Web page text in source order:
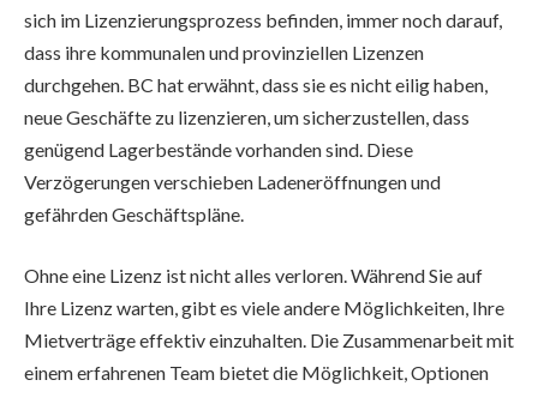
sich im Lizenzierungsprozess befinden, immer noch darauf,
dass ihre kommunalen und provinziellen Lizenzen
durchgehen. BC hat erwähnt, dass sie es nicht eilig haben,
neue Geschäfte zu lizenzieren, um sicherzustellen, dass
genügend Lagerbestände vorhanden sind. Diese
Verzögerungen verschieben Ladeneröffnungen und
gefährden Geschäftspläne.
Ohne eine Lizenz ist nicht alles verloren. Während Sie auf
Ihre Lizenz warten, gibt es viele andere Möglichkeiten, Ihre
Mietverträge effektiv einzuhalten. Die Zusammenarbeit mit
einem erfahrenen Team bietet die Möglichkeit, Optionen